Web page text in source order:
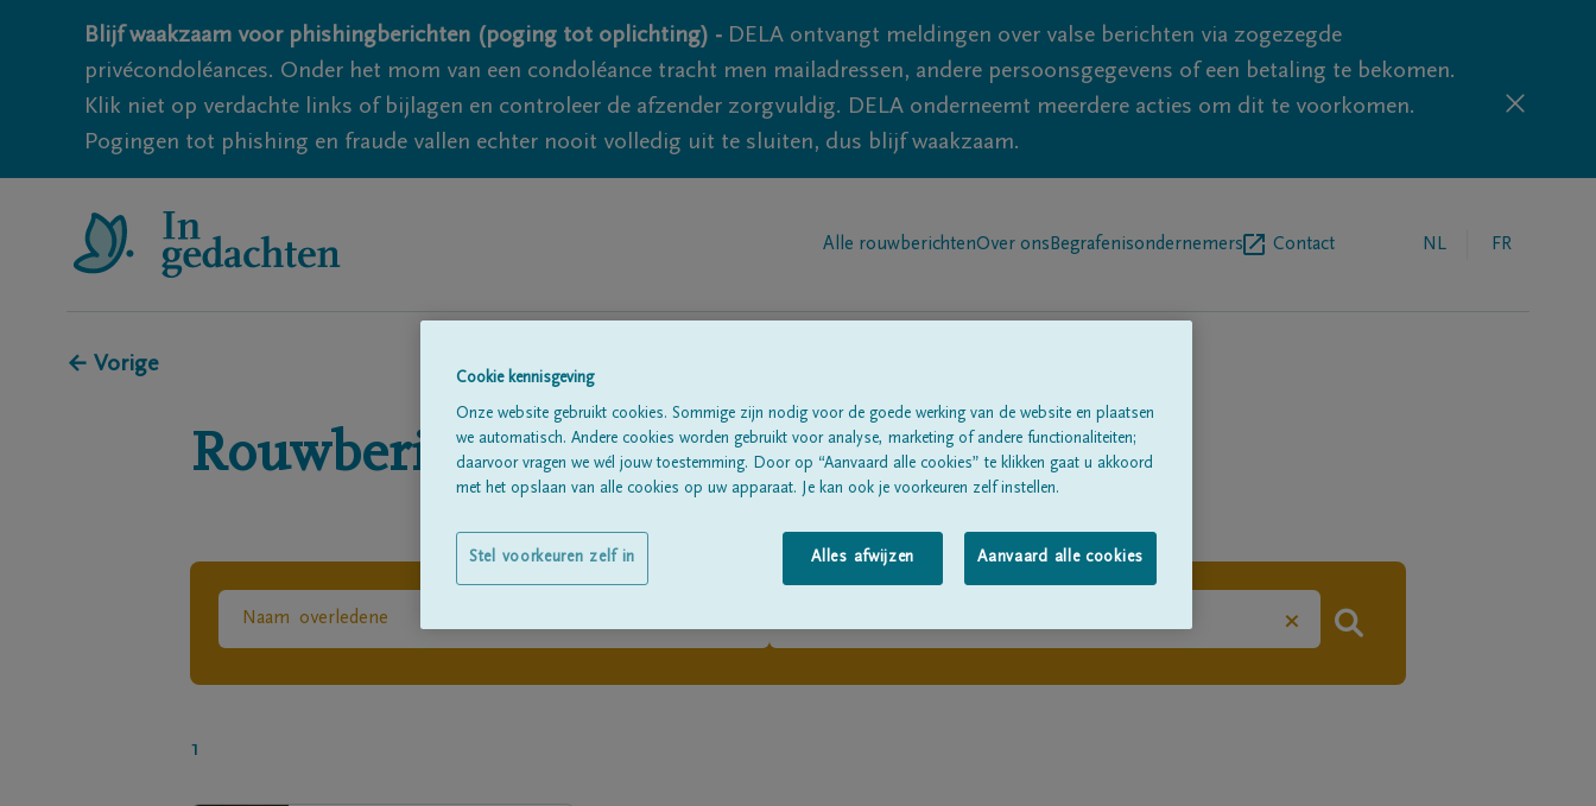
Blijf waakzaam voor phishingberichten (poging tot oplichting) - DELA ontvangt meldingen over valse berichten via zogezegde
privécondoléances. Onder het mom van een condoléance tracht men mailadressen, andere persoonsgegevens of een betaling te bekomen.
Klik niet op verdachte links of bijlagen en controleer de afzender zorgvuldig. DELA onderneemt meerdere acties om dit te voorkomen.
Pogingen tot phishing en fraude vallen echter nooit volledig uit te sluiten, dus blijf waakzaam.
Alle rouwberichtenOver ons Begrafenisondernemers Contact NL FR
← Vorige
Rouwberichten in 'Hagaman, ny'
×
1
Cookie kennisgeving
Onze website gebruikt cookies. Sommige zijn nodig voor de goede werking van de website en plaatsen
we automatisch. Andere cookies worden gebruikt voor analyse, marketing of andere functionaliteiten;
daarvoor vragen we wél jouw toestemming. Door op “Aanvaard alle cookies” te klikken gaat u akkoord
met het opslaan van alle cookies op uw apparaat. Je kan ook je voorkeuren zelf instellen.
Alles afwijzen Aanvaard alle cookies
Stel voorkeuren zelf in